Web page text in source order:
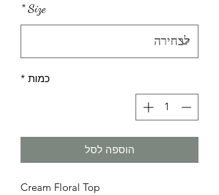
Size
*
כמות *
הוספה לסל
Cream Floral Top